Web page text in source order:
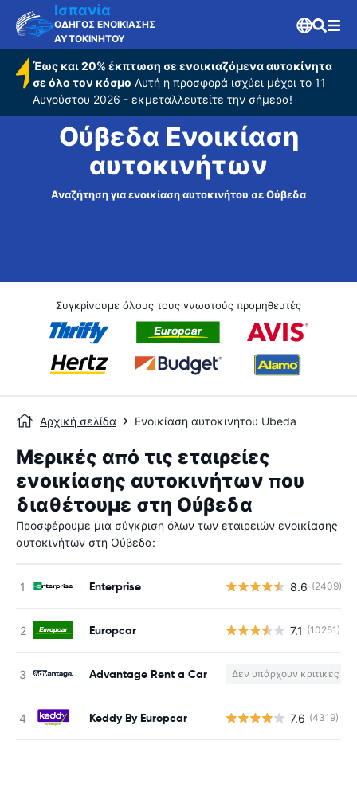
Ισπανία
ΟΔΗΓΟΣ ΕΝΟΙΚΙΑΣΗΣ
ΑΥΤΟΚΙΝΗΤΟΥ
Έως και 20% έκπτωση σε ενοικιαζόμενα αυτοκίνητα
σε όλο τον κόσμο Αυτή η προσφορά ισχύει μέχρι το 11
Αυγούστου 2026 - εκμεταλλευτείτε την σήμερα!
Ούβεδα Ενοικίαση
αυτοκινήτων
Αναζήτηση για ενοικίαση αυτοκινήτου σε Ούβεδα
Συγκρίνουμε όλους τους γνωστούς προμηθευτές
Αρχική σελίδα Ενοικίαση αυτοκινήτου Ubeda
Μερικές από τις εταιρείες
ενοικίασης αυτοκινήτων που
διαθέτουμε στη Ούβεδα
Προσφέρουμε μια σύγκριση όλων των εταιρειών ενοικίασης
αυτοκινήτων στη Ούβεδα:
Enterprise 8.6 (2409)
Europcar 7.1 (10251)
Advantage Rent a Car Δεν υπάρχουν κριτικές
Keddy By Europcar 7.6 (4319)